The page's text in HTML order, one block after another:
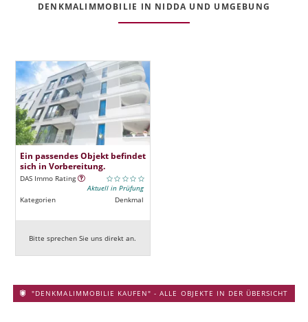
DENKMALIMMOBILIE IN NIDDA UND UMGEBUNG
Ein passendes Objekt befindet
sich in Vorbereitung.
DAS Immo Rating
Aktuell in Prüfung
Kategorien
Denkmal
Bitte sprechen Sie uns direkt an.
"DENKMALIMMOBILIE KAUFEN" - ALLE OBJEKTE IN DER ÜBERSICHT